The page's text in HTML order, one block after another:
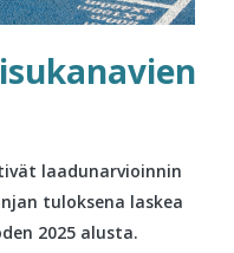
laadunarvioinnin
tuloksena laskea
2025 alusta.